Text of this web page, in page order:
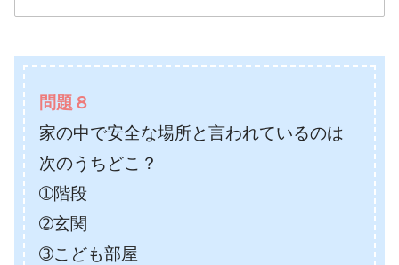
防災先生
問題８
家の中で安全な場所と言われているのは
次のうちどこ？
➀階段
➁玄関
➂こども部屋